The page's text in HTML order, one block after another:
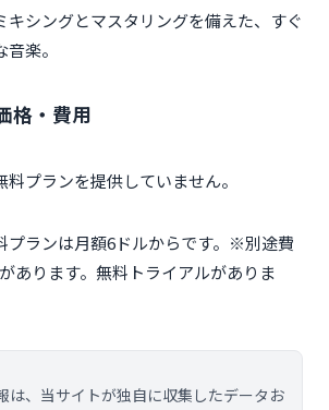
キシングとマスタリングを備えた、すぐ
楽。
格・費用
プランを提供していません。
プランは月額6ドルからです。※別途費
あります。無料トライアルがありま
は、当サイトが独自に収集したデータお